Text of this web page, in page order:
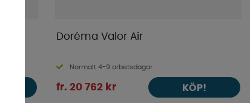
Doréma Valor Air
Normalt 4-9 arbetsdagar
fr. 20 762 kr KÖP!